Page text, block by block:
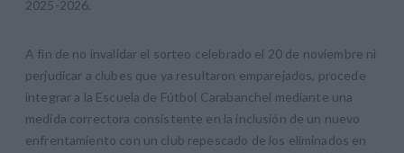
2025-2026.
A fin de no invalidar el sorteo celebrado el 20 de noviembre ni
perjudicar a clubes que ya resultaron emparejados, procede
integrar a la Escuela de Fútbol Carabanchel mediante una
medida correctora consistente en la inclusión de un nuevo
enfrentamiento con un club repescado de los eliminados en